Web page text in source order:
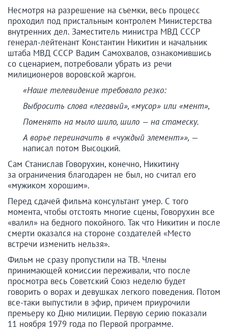
Несмотря на разрешение на съемки, весь процесс
проходил под пристальным контролем Министерства
внутренних дел. Заместитель министра МВД СССР
генерал-лейтенант Константин Никитин и начальник
штаба МВД СССР Вадим Самохвалов, ознакомившись
со сценарием, потребовали убрать из речи
милиционеров воровской жаргон.
«Наше телевидение требовало резко:
Выбросить слова «легавый», «мусор» или «мент»,
Поменять на мыло шило, шило — на стамеску.
А ворье переиначить в «чуждый элемент»», —
написал потом Высоцкий.
Сам Станислав Говорухин, конечно, Никитину
за ограничения благодарен не был, но считал его
«мужиком хорошим».
Перед сдачей фильма консультант умер. С того
момента, чтобы отстоять многие сцены, Говорухин все
«валил» на бедного покойного. Так что Никитин и после
смерти оказался на стороне создателей «Место
встречи изменить нельзя».
Фильм не сразу пропустили на ТВ. Члены
принимающей комиссии переживали, что после
просмотра весь Советский Союз неделю будет
говорить о ворах и девушках легкого поведения. Потом
все-таки выпустили в эфир, причем приурочили
премьеру ко Дню милиции. Первую серию показали
11 ноября 1979 года по Первой программе.